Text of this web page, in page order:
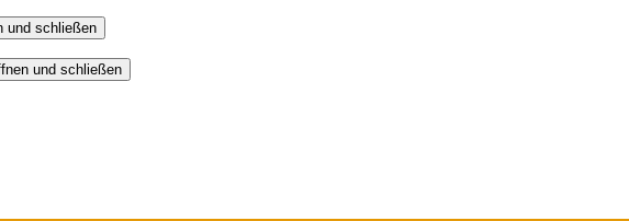
und schließen
und schließen